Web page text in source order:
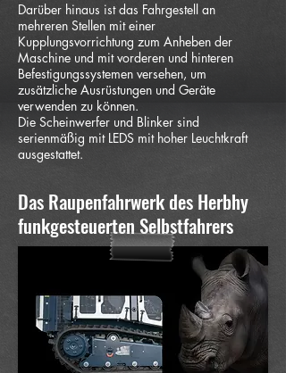
Darüber hinaus ist das Fahrgestell an
mehreren Stellen mit einer
Kupplungsvorrichtung zum Anheben der
Maschine und mit vorderen und hinteren
Befestigungssystemen versehen, um
zusätzliche Ausrüstungen und Geräte
verwenden zu können.
Die Scheinwerfer und Blinker sind
serienmäßig mit LEDS mit hoher Leuchtkraft
ausgestattet.
Das Raupenfahrwerk des Herbhy
funkgesteuerten Selbstfahrers